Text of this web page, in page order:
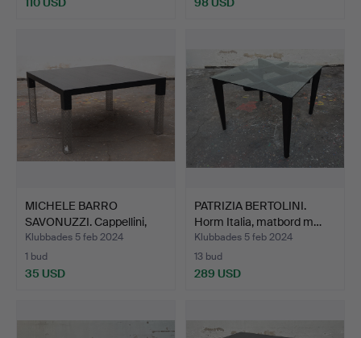
MICHELE BARRO
SAVONUZZI. Cappellini,
matbo…
Klubbades 5 feb 2024
1 bud
35 USD
PATRIZIA BERTOLINI.
Horm Italia, matbord m…
Klubbades 5 feb 2024
13 bud
289 USD